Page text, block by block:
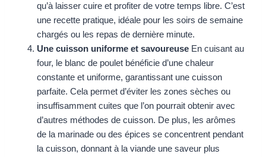
qu’à laisser cuire et profiter de votre temps libre. C’est
une recette pratique, idéale pour les soirs de semaine
chargés ou les repas de dernière minute.
Une cuisson uniforme et savoureuse En cuisant au
four, le blanc de poulet bénéficie d’une chaleur
constante et uniforme, garantissant une cuisson
parfaite. Cela permet d’éviter les zones sèches ou
insuffisamment cuites que l’on pourrait obtenir avec
d’autres méthodes de cuisson. De plus, les arômes
de la marinade ou des épices se concentrent pendant
la cuisson, donnant à la viande une saveur plus